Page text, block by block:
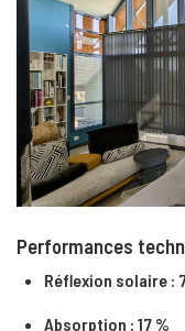
Performances
Réflexion solaire :
Absorption : 17 %